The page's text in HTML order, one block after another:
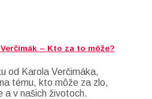
– Kto za to môže?
od Karola Verčimáka,
tému, kto môže za zlo,
a v našich životoch.